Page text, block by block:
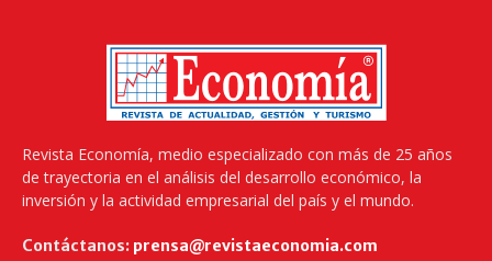
Revista Economía, medio especializado con más de 25 años
de trayectoria en el análisis del desarrollo económico, la
inversión y la actividad empresarial del país y el mundo.
Contáctanos: prensa@revistaeconomia.com